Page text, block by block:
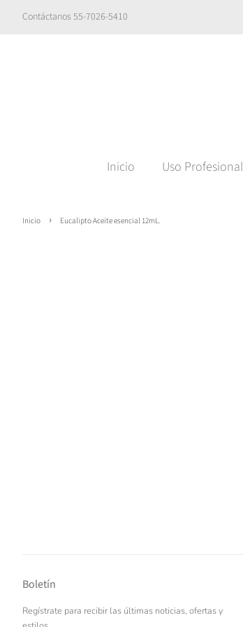
Contáctanos 55-7026-5410
Inicio Uso Profesional
Inicio › Eucalipto Aceite esencial 12mL.
Boletín
Regístrate para recibir las últimas noticias, ofertas y